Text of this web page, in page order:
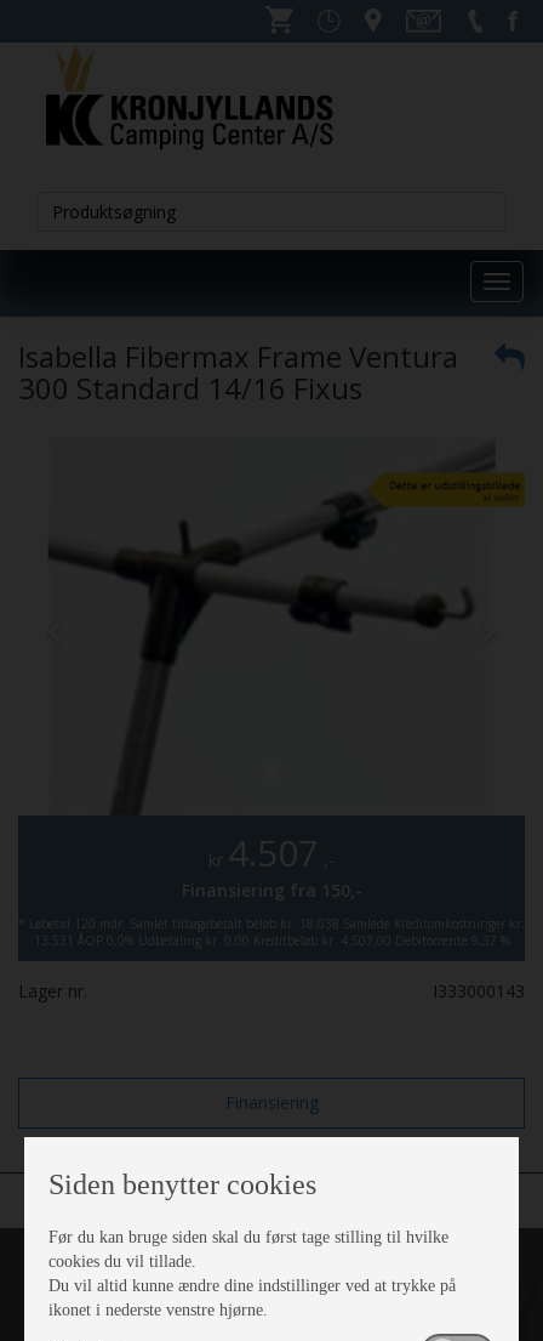
Isabella Fibermax Frame Ventura
300 Standard 14/16 Fixus
kr 4.507 ,-
Finansiering fra 150,-
* Løbetid 120 mdr. Samlet tilbagebetalt beløb kr. 18.038
Samlede Kreditomkostninger kr.
13.531 ÅOP 0,0% Udbetaling kr. 0,00 Kreditbeløb kr. 4.507,00 Debitorrente 9,37 %
Lager nr. I333000143
Finansiering
Siden benytter cookies
Før du kan bruge siden skal du først tage stilling til hvilke
cookies du vil tillade.
Du vil altid kunne ændre dine indstillinger ved at trykke på
ikonet i nederste venstre hjørne.